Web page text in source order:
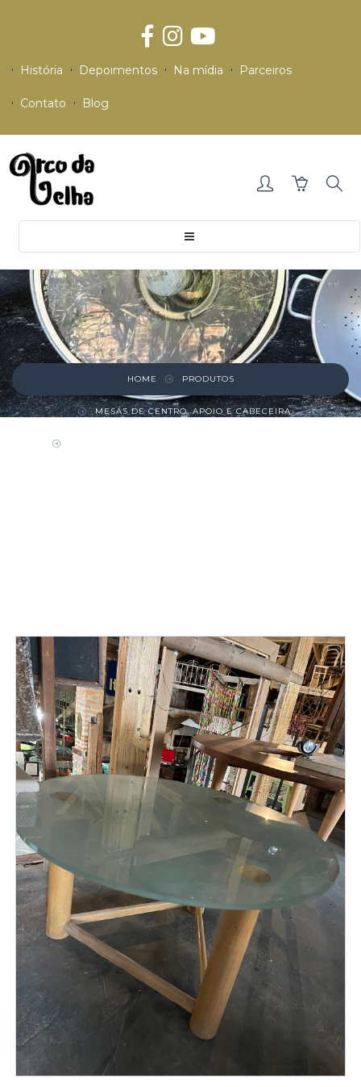
História Depoimentos Na mídia Parceiros
Contato Blog
HOME PRODUTOS
MESAS DE CENTRO, APOIO E CABECEIRA